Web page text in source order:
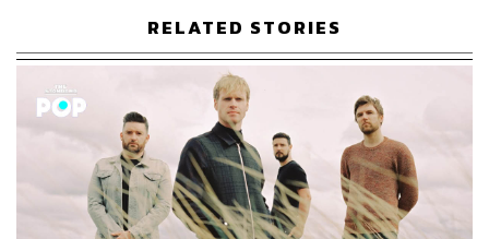
RELATED STORIES